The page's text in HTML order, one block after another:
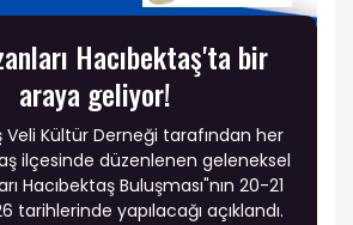
Hacıbektaş'ta bir
araya geliyor!
Veli Kültür Derneği tarafından her
ilçesinde düzenlenen geleneksel
Hacıbektaş Buluşması"nın 20-21
tarihlerinde yapılacağı açıklandı.